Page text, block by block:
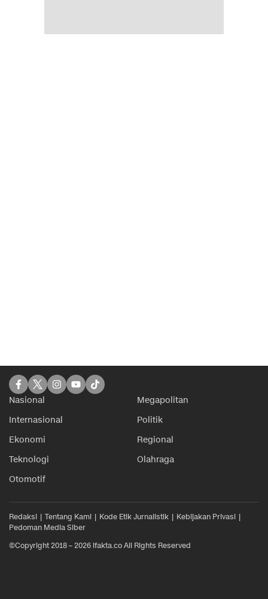
Nasional
Megapolitan
Internasional
Politik
Ekonomi
Regional
Teknologi
Olahraga
Otomotif
Redaksi Tentang Kami Kode Etik Jurnalistik
Kebijakan Privasi
Pedoman Media Siber
©Copyright 2018 – 2026 ifakta.co All Rights Reserved